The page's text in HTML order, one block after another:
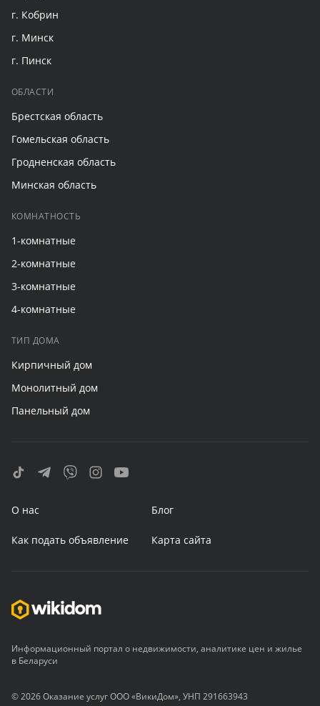
г. Кобрин
г. Минск
г. Пинск
ОБЛАСТИ
Брестская область
Гомельская область
Гродненская область
Минская область
КОМНАТНОСТЬ
1-комнатные
2-комнатные
3-комнатные
4-комнатные
ТИП ДОМА
Кирпичный дом
Монолитный дом
Панельный дом
О нас Блог
Как подать объявление Карта сайта
Информационный портал о недвижимости, аналитике цен и жилье
в Беларуси
© 2026 Оказание услуг ООО «ВикиДом», УНП 291663943